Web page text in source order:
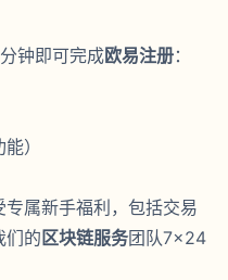
钟即可完成欧易注册：
）
属新手福利，包括交易
们的 区块链服务团队7×24